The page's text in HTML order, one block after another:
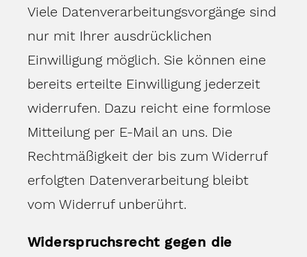
Viele Datenverarbeitungsvorgänge sind
nur mit Ihrer ausdrücklichen
Einwilligung möglich. Sie können eine
bereits erteilte Einwilligung jederzeit
widerrufen. Dazu reicht eine formlose
Mitteilung per E-Mail an uns. Die
Rechtmäßigkeit der bis zum Widerruf
erfolgten Datenverarbeitung bleibt
vom Widerruf unberührt.
Widerspruchsrecht gegen die